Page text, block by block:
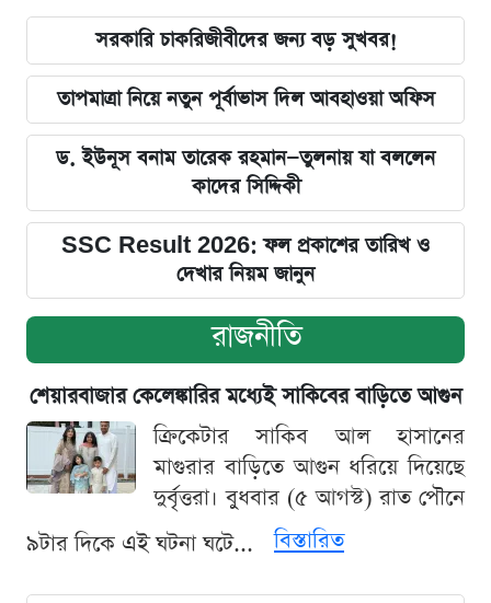
সরকারি চাকরিজীবীদের জন্য বড় সুখবর!
তাপমাত্রা নিয়ে নতুন পূর্বাভাস দিল আবহাওয়া অফিস
ড. ইউনূস বনাম তারেক রহমান—তুলনায় যা বললেন
কাদের সিদ্দিকী
SSC Result 2026: ফল প্রকাশের তারিখ ও
দেখার নিয়ম জানুন
রাজনীতি
শেয়ারবাজার কেলেঙ্কারির মধ্যেই সাকিবের বাড়িতে আগুন
ক্রিকেটার সাকিব আল হাসানের
মাগুরার বাড়িতে আগুন ধরিয়ে দিয়েছে
দুর্বৃত্তরা। বুধবার (৫ আগস্ট) রাত পৌনে
৯টার দিকে এই ঘটনা ঘটে...
বিস্তারিত